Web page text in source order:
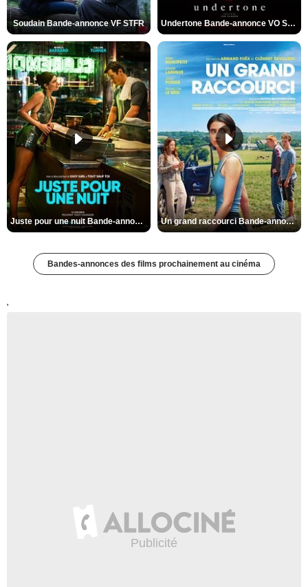
Soudain Bande-annonce VF STFR Undertone Bande-annonce VO STFR
Juste pour une nuit Bande-annonce VO STFR Un grand raccourci Bande-annonce VF
Bandes-annonces des films prochainement au cinéma
'